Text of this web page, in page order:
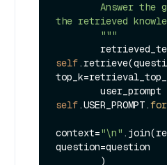
the retrieved
        """
self
self.USER_PROMPT.
context="\n"
question=question